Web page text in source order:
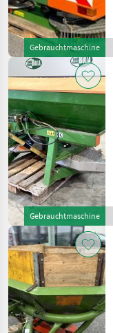
Gebrauchtmaschine
Gebrauchtmaschine